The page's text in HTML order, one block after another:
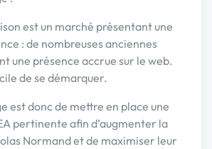
est un marché présentant une
: de nombreuses anciennes
une présence accrue sur le web.
de se démarquer.
est donc de mettre en place une
pertinente afin d’augmenter la
Normand et de maximiser leur